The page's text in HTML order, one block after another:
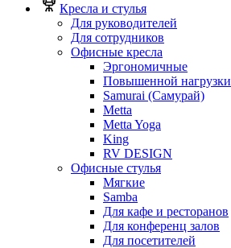
Кресла и стулья
Для руководителей
Для сотрудников
Офисные кресла
Эргономичные
Повышенной нагрузки
Samurai (Самурай)
Metta
Metta Yoga
King
RV DESIGN
Офисные стулья
Мягкие
Samba
Для кафе и ресторанов
Для конференц залов
Для посетителей